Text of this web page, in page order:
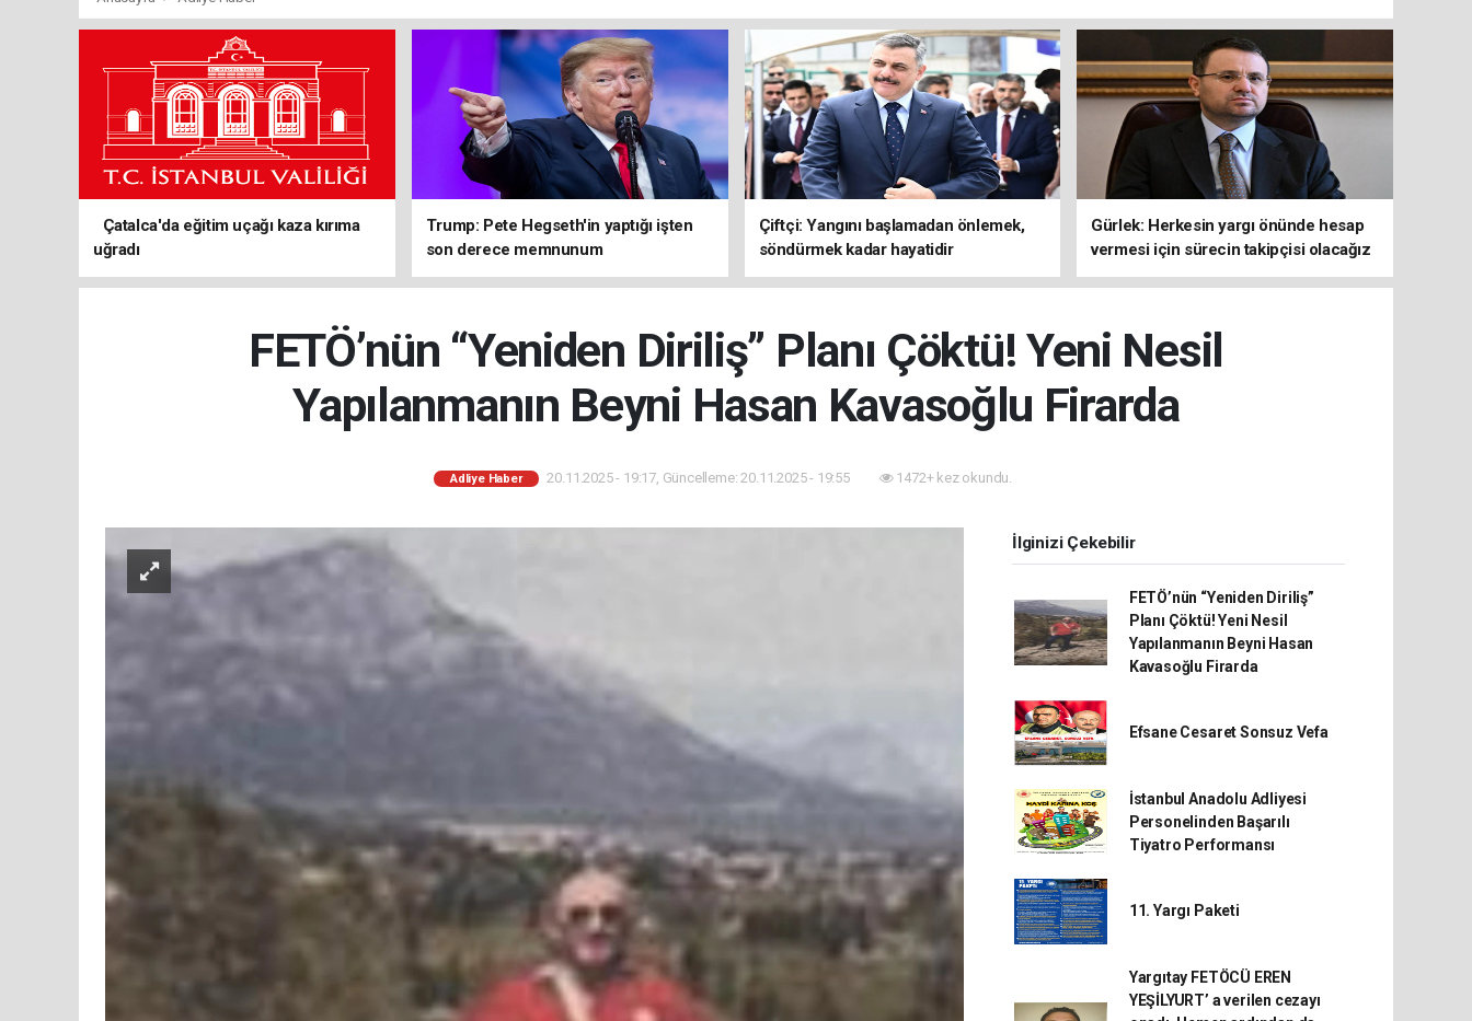
Çatalca'da eğitim uçağı kaza kırıma
uğradı
Trump: Pete Hegseth'in yaptığı işten
son derece memnunum
Çiftçi: Yangını başlamadan önlemek,
söndürmek kadar hayatidir
Gürlek: Herkesin yargı önünde hesap
vermesi için sürecin takipçisi olacağız
FETÖ’nün “Yeniden Diriliş” Planı Çöktü! Yeni Nesil
Yapılanmanın Beyni Hasan Kavasoğlu Firarda
Adliye Haber 20.11.2025 - 19:17, Güncelleme: 20.11.2025 - 19:55 1472+ kez okundu.
İlginizi Çekebilir
FETÖ’nün “Yeniden Diriliş”
Planı Çöktü! Yeni Nesil
Yapılanmanın Beyni Hasan
Kavasoğlu Firarda
Efsane Cesaret Sonsuz Vefa
İstanbul Anadolu Adliyesi
Personelinden Başarılı
Tiyatro Performansı
11. Yargı Paketi
Yargıtay FETÖCÜ EREN
YEŞİLYURT’ a verilen cezayı